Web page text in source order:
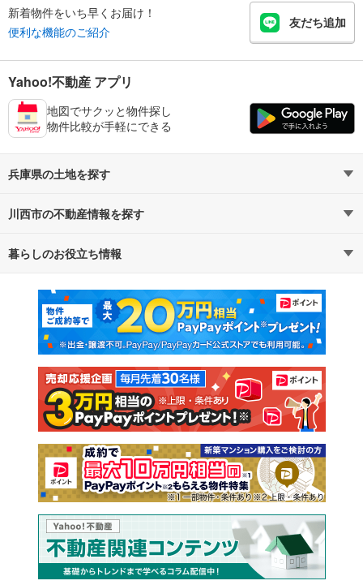
新着物件をいち早くお届け！
便利な機能のご紹介
友だち追加
Yahoo!不動産 アプリ
地図でサクッと物件探し
物件比較が手軽にできる
兵庫県の土地を探す
路線・駅から探す
通勤・通学時間から探す
川西市の不動産情報を探す
不動産・住宅
新築マンション 中古マンション
新築一戸建て 中古一戸建て
注文住宅 土地
売却査定
暮らしのお役立ち情報
マンションカタログ 教えて！住まいの先生